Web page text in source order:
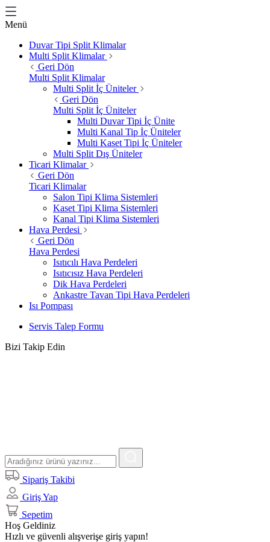
Menü
Duvar Tipi Split Klimalar
Multi Split Klimalar
Geri Dön
Multi Split Klimalar
Multi Split İç Üniteler
Geri Dön
Multi Split İç Üniteler
Multi Duvar Tipi İç Ünite
Multi Kanal Tip İç Üniteler
Multi Kaset Tipi İç Üniteler
Multi Split Dış Üniteler
Ticari Klimalar
Geri Dön
Ticari Klimalar
Salon Tipi Klima Sistemleri
Kaset Tipi Klima Sistemleri
Kanal Tipi Klima Sistemleri
Hava Perdesi
Geri Dön
Hava Perdesi
Isıtıcılı Hava Perdeleri
Isıtıcısız Hava Perdeleri
Dik Hava Perdeleri
Ankastre Tavan Tipi Hava Perdeleri
Isı Pompası
Servis Talep Formu
Bizi Takip Edin
Sipariş Takibi
Giriş Yap
Sepetim
Hoş Geldiniz
Hızlı ve güvenli alışverişe giriş yapın!